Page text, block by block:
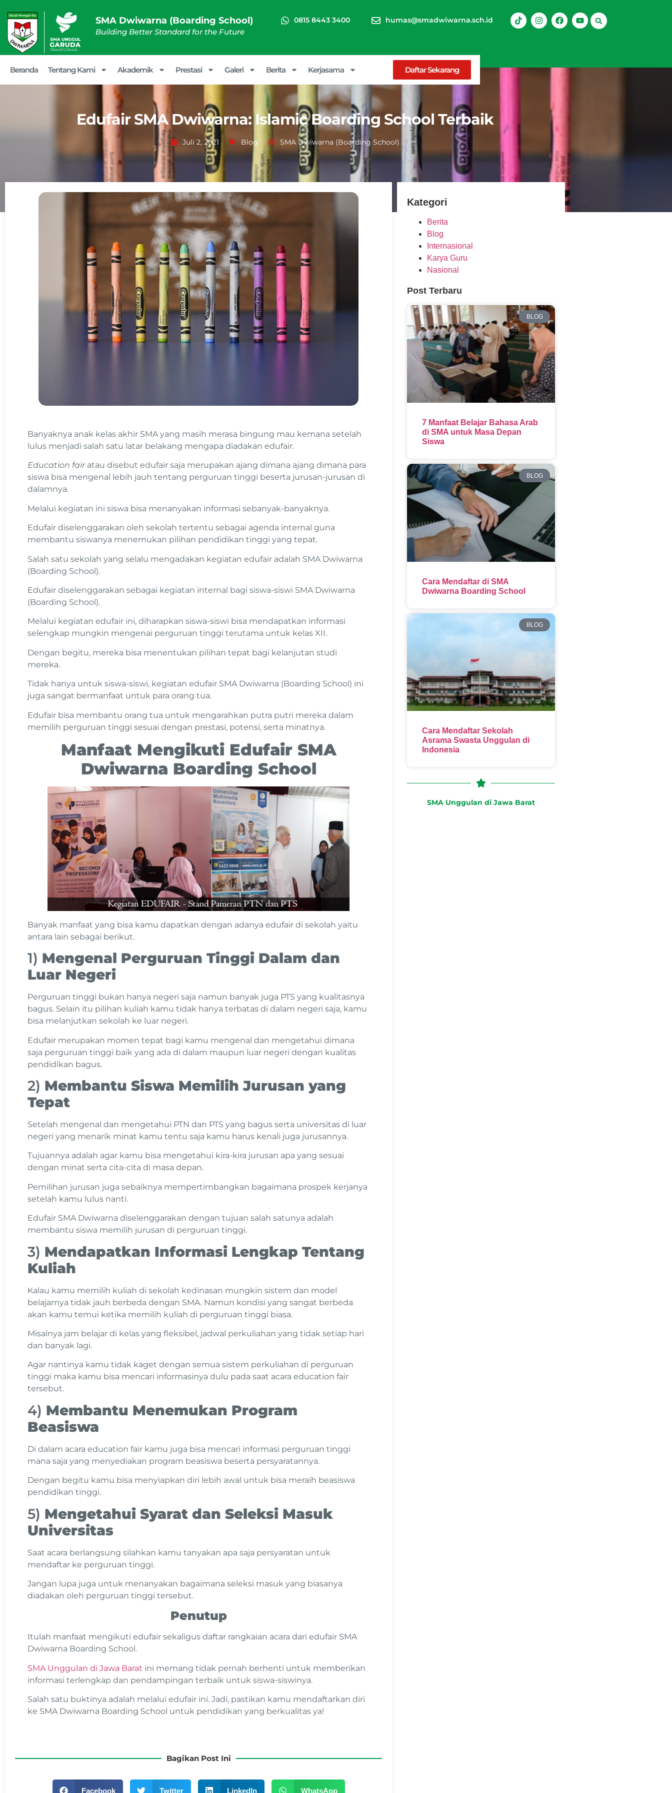
SMA Dwiwarna (Boarding School)
Building Better Standard for the Future
0815 8443 3400 humas@smadwiwarna.sch.id
Beranda Tentang Kami Akademik Prestasi Galeri Berita Kerjasama Daftar Sekarang
Edufair SMA Dwiwarna: Islamic Boarding School Terbaik
Juli 2, 2021 Blog SMA Dwiwarna (Boarding School)
Banyaknya anak kelas akhir SMA yang masih merasa bingung mau kemana setelah
lulus menjadi salah satu latar belakang mengapa diadakan edufair.
Education fair atau disebut edufair saja merupakan ajang dimana ajang dimana para
siswa bisa mengenal lebih jauh tentang perguruan tinggi beserta jurusan-jurusan di
dalamnya.
Melalui kegiatan ini siswa bisa menanyakan informasi sebanyak-banyaknya.
Edufair diselenggarakan oleh sekolah tertentu sebagai agenda internal guna
membantu siswanya menemukan pilihan pendidikan tinggi yang tepat.
Salah satu sekolah yang selalu mengadakan kegiatan edufair adalah SMA Dwiwarna
(Boarding School).
Edufair diselenggarakan sebagai kegiatan internal bagi siswa-siswi SMA Dwiwarna
(Boarding School).
Melalui kegiatan edufair ini, diharapkan siswa-siswi bisa mendapatkan informasi
selengkap mungkin mengenai perguruan tinggi terutama untuk kelas XII.
Dengan begitu, mereka bisa menentukan pilihan tepat bagi kelanjutan studi
mereka.
Tidak hanya untuk siswa-siswi, kegiatan edufair SMA Dwiwarna (Boarding School) ini
juga sangat bermanfaat untuk para orang tua.
Edufair bisa membantu orang tua untuk mengarahkan putra putri mereka dalam
memilih perguruan tinggi sesuai dengan prestasi, potensi, serta minatnya.
Manfaat Mengikuti Edufair SMA
Dwiwarna Boarding School
Banyak manfaat yang bisa kamu dapatkan dengan adanya edufair di sekolah yaitu
antara lain sebagai berikut.
1) Mengenal Perguruan Tinggi Dalam dan
Luar Negeri
Perguruan tinggi bukan hanya negeri saja namun banyak juga PTS yang kualitasnya
bagus. Selain itu pilihan kuliah kamu tidak hanya terbatas di dalam negeri saja, kamu
bisa melanjutkan sekolah ke luar negeri.
Edufair merupakan momen tepat bagi kamu mengenal dan mengetahui dimana
saja perguruan tinggi baik yang ada di dalam maupun luar negeri dengan kualitas
pendidikan bagus.
2) Membantu Siswa Memilih Jurusan yang
Tepat
Setelah mengenal dan mengetahui PTN dan PTS yang bagus serta universitas di luar
negeri yang menarik minat kamu tentu saja kamu harus kenali juga jurusannya.
Tujuannya adalah agar kamu bisa mengetahui kira-kira jurusan apa yang sesuai
dengan minat serta cita-cita di masa depan.
Pemilihan jurusan juga sebaiknya mempertimbangkan bagaimana prospek kerjanya
setelah kamu lulus nanti.
Edufair SMA Dwiwarna diselenggarakan dengan tujuan salah satunya adalah
membantu siswa memilih jurusan di perguruan tinggi.
3) Mendapatkan Informasi Lengkap Tentang
Kuliah
Kalau kamu memilih kuliah di sekolah kedinasan mungkin sistem dan model
belajarnya tidak jauh berbeda dengan SMA. Namun kondisi yang sangat berbeda
akan kamu temui ketika memilih kuliah di perguruan tinggi biasa.
Misalnya jam belajar di kelas yang fleksibel, jadwal perkuliahan yang tidak setiap hari
dan banyak lagi.
Agar nantinya kamu tidak kaget dengan semua sistem perkuliahan di perguruan
tinggi maka kamu bisa mencari informasinya dulu pada saat acara education fair
tersebut.
4) Membantu Menemukan Program
Beasiswa
Di dalam acara education fair kamu juga bisa mencari informasi perguruan tinggi
mana saja yang menyediakan program beasiswa beserta persyaratannya.
Dengan begitu kamu bisa menyiapkan diri lebih awal untuk bisa meraih beasiswa
pendidikan tinggi.
5) Mengetahui Syarat dan Seleksi Masuk
Universitas
Saat acara berlangsung silahkan kamu tanyakan apa saja persyaratan untuk
mendaftar ke perguruan tinggi.
Jangan lupa juga untuk menanyakan bagaimana seleksi masuk yang biasanya
diadakan oleh perguruan tinggi tersebut.
Penutup
Itulah manfaat mengikuti edufair sekaligus daftar rangkaian acara dari edufair SMA
Dwiwarna Boarding School.
SMA Unggulan di Jawa Barat ini memang tidak pernah berhenti untuk memberikan
informasi terlengkap dan pendampingan terbaik untuk siswa-siswinya.
Salah satu buktinya adalah melalui edufair ini. Jadi, pastikan kamu mendaftarkan diri
ke SMA Dwiwarna Boarding School untuk pendidikan yang berkualitas ya!
Bagikan Post Ini
Facebook Twitter LinkedIn WhatsApp
Kategori
Berita
Blog
Internasional
Karya Guru
Nasional
Post Terbaru
BLOG
7 Manfaat Belajar Bahasa Arab
di SMA untuk Masa Depan
Siswa
BLOG
Cara Mendaftar di SMA
Dwiwarna Boarding School
BLOG
Cara Mendaftar Sekolah
Asrama Swasta Unggulan di
Indonesia
SMA Unggulan di Jawa Barat